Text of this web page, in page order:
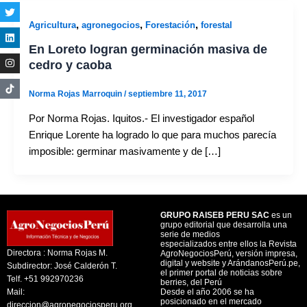
Agricultura, agronegocios, Forestación, forestal
En Loreto logran germinación masiva de
cedro y caoba
Norma Rojas Marroquin /septiembre 11, 2017
Por Norma Rojas. Iquitos.- El investigador español
Enrique Lorente ha logrado lo que para muchos parecía
imposible: germinar masivamente y de […]
Directora : Norma Rojas M.
Subdirector: José Calderón T.
Telf. +51 992970236
Mail:
direccion@agronegociosperu.org
GRUPO RAISEB PERU SAC es un
grupo editorial que desarrolla una
serie de medios
especializados entre ellos la Revista
AgroNegociosPerú, versión impresa,
digital y website y ArándanosPerú.pe,
el primer portal de noticias sobre
berries, del Perú
Desde el año 2006 se ha
posicionado en el mercado